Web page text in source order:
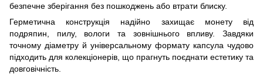
безпечне зберігання без пошкоджень або втрати блиску.
Герметична конструкція надійно захищає монету від
подряпин, пилу, вологи та зовнішнього впливу. Завдяки
точному діаметру й універсальному формату капсула чудово
підходить для колекціонерів, що прагнуть поєднати естетику та
довговічність.